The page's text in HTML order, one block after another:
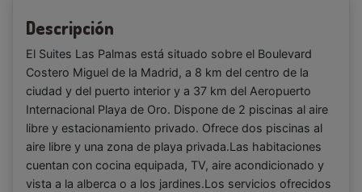
Descripción
El Suites Las Palmas está situado sobre el Boulevard
Costero Miguel de la Madrid, a 8 km del centro de la
ciudad y del puerto interior y a 37 km del Aeropuerto
Internacional Playa de Oro. Dispone de 2 piscinas al aire
libre y estacionamiento privado. Ofrece dos piscinas al
aire libre y una zona de playa privada.Las habitaciones
cuentan con cocina equipada, TV, aire acondicionado y
vista a la alberca o a los jardines.Los servicios ofrecidos